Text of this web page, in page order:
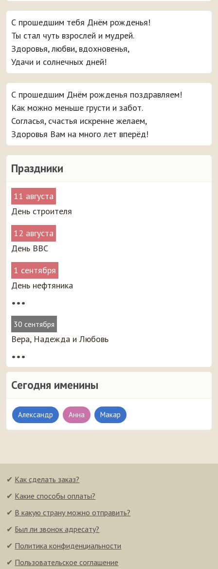
Праздники
11 августа
День строителя
12 августа
День ВВС
1 сентября
День нефтяника
•••
30 сентября
Вера, Надежда и Любовь
•••
Сегодня именины
Александр Анна Макар
С прошедшим тебя Днём рожденья!
Ты стал чуть взрослей и мудрей.
Здоровья, любви, вдохновенья,
Удачи и солнечных дней!
С прошедшим Днём рожденья поздравляем!
Как можно меньше грусти и забот.
Согласья, счастья искренне желаем,
Здоровья Вам на много лет вперёд!
✔ Как сделать заказ?
✔ Какие способы оплаты?
✔ В какую страну можно отправить?
✔ Был ли звонок адресату?
✔ Политика конфиденциальности
✔ Пользовательское соглашение